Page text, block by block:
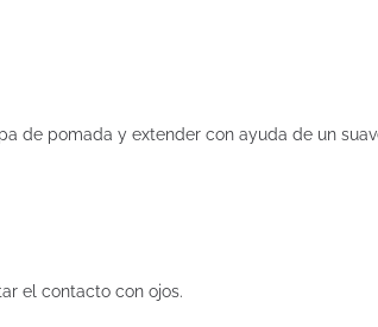
de pomada y extender con ayuda de un
el contacto con ojos.